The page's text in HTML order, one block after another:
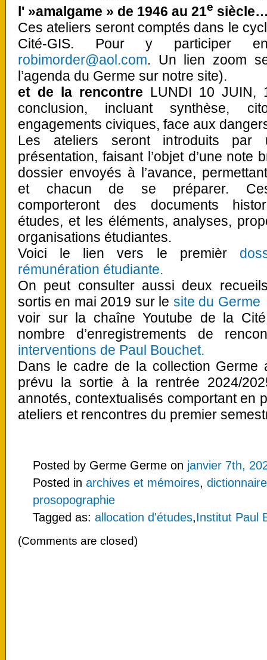
l' »amalgame » de 1946 au 21e
Ces ateliers seront comptés dans le
Cité-GIS. Pour y participer
robimorder@aol.com. Un lien zoom
l’agenda du Germe sur notre site).
et de la rencontre LUNDI 10
conclusion, incluant synthèse,
engagements civiques, face aux
Les ateliers seront introduits par
présentation, faisant l’objet d’une note
dossier envoyés à l’avance,
et chacun de se préparer.
comporteront des documents
études, et les éléments, analyses,
organisations étudiantes.
Voici le lien vers le premièr
rémunération étudiante.
On peut consulter aussi deux
sortis en mai 2019 sur le site du Germe
voir sur la chaîne Youtube de la
nombre d’enregistrements de
interventions de Paul Bouchet.
Dans le cadre de la collection Germe
prévu la sortie à la rentrée 2024/
annotés, contextualisés comportant en
ateliers et rencontres du premier
Posted by Germe Germe on janvier 7th,
Posted in archives et mémoires,
prosopographie
Tagged as: allocation d'études,Institut Paul
(Comments are closed)